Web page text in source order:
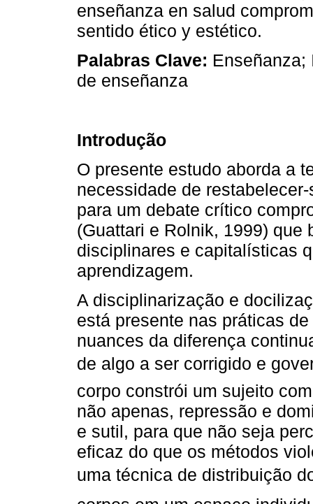
enseñanza en salud
sentido ético y estético.
Palabras Clave: Enseñanza;
de enseñanza
Introdução
O presente estudo aborda a
necessidade de
para um debate crítico
(Guattari e Rolnik, 1999) que
disciplinares e capitalísticas
aprendizagem.
A disciplinarização e
está presente nas práticas
nuances da diferença
de algo a ser corrigido e
corpo constrói um sujeito
não apenas, repressão e
e sutil, para que não seja
eficaz do que os métodos
uma técnica de distribuição